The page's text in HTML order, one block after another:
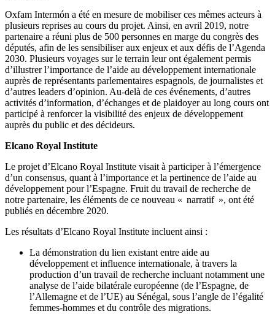
Oxfam Intermón a été en mesure de mobiliser ces mêmes acteurs à
plusieurs reprises au cours du projet. Ainsi, en avril 2019, notre
partenaire a réuni plus de 500 personnes en marge du congrès des
députés, afin de les sensibiliser aux enjeux et aux défis de l’Agenda
2030. Plusieurs voyages sur le terrain leur ont également permis
d’illustrer l’importance de l’aide au développement internationale
auprès de représentants parlementaires espagnols, de journalistes et
d’autres leaders d’opinion. Au-delà de ces événements, d’autres
activités d’information, d’échanges et de plaidoyer au long cours ont
participé à renforcer la visibilité des enjeux de développement
auprès du public et des décideurs.
Elcano Royal Institute
Le projet d’Elcano Royal Institute visait à participer à l’émergence
d’un consensus, quant à l’importance et la pertinence de l’aide au
développement pour l’Espagne. Fruit du travail de recherche de
notre partenaire, les éléments de ce nouveau « narratif », ont été
publiés en décembre 2020.
Les résultats d’Elcano Royal Institute incluent ainsi :
La démonstration du lien existant entre aide au
développement et influence internationale, à travers la
production d’un travail de recherche incluant notamment une
analyse de l’aide bilatérale européenne (de l’Espagne, de
l’Allemagne et de l’UE) au Sénégal, sous l’angle de l’égalité
femmes-hommes et du contrôle des migrations.